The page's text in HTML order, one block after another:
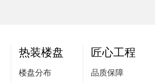
热装楼盘
楼盘分布
匠心工程
品质保障